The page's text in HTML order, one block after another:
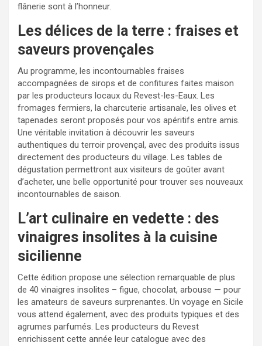
flânerie sont à l’honneur.
Les délices de la terre : fraises et
saveurs provençales
Au programme, les incontournables fraises
accompagnées de sirops et de confitures faites maison
par les producteurs locaux du Revest-les-Eaux. Les
fromages fermiers, la charcuterie artisanale, les olives et
tapenades seront proposés pour vos apéritifs entre amis.
Une véritable invitation à découvrir les saveurs
authentiques du terroir provençal, avec des produits issus
directement des producteurs du village. Les tables de
dégustation permettront aux visiteurs de goûter avant
d’acheter, une belle opportunité pour trouver ses nouveaux
incontournables de saison.
L’art culinaire en vedette : des
vinaigres insolites à la cuisine
sicilienne
Cette édition propose une sélection remarquable de plus
de 40 vinaigres insolites – figue, chocolat, arbouse — pour
les amateurs de saveurs surprenantes. Un voyage en Sicile
vous attend également, avec des produits typiques et des
agrumes parfumés. Les producteurs du Revest
enrichissent cette année leur catalogue avec des